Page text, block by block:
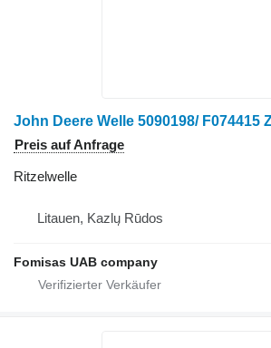
Preis auf Anfrage
Ritzelwelle
Litauen, Kazlų Rūdos
Fomisas UAB company